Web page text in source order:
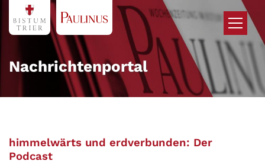
Zum Inhalt springen
Nachrichtenportal
himmelwärts und erdverbunden: Der
Podcast: